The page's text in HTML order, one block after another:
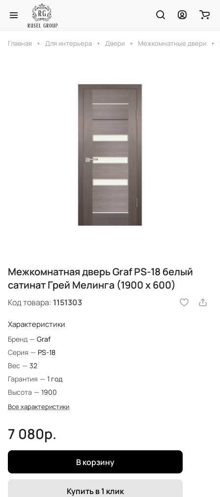
Главная Для интерьера Двери Межкомнатные двери
Межкомнатная дверь Graf PS-18 белый
сатинат Грей Мелинга (1900 х 600)
Код товара: 1151303
Характеристики
Бренд — Graf
Серия — PS-18
Вес — 32
Гарантия — 1 год
Высота — 1900
Все характеристики
7 080р.
В корзину
Купить в 1 клик